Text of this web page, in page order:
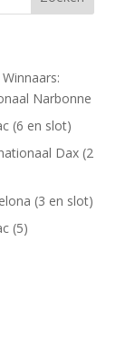
Narbonne
(6 en slot)
Dax (2
(3 en slot)
(5)